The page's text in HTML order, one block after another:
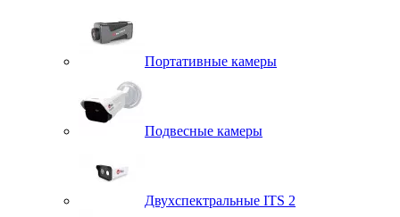
Портативные камеры
Подвесные камеры
Двухспектральные ITS 2